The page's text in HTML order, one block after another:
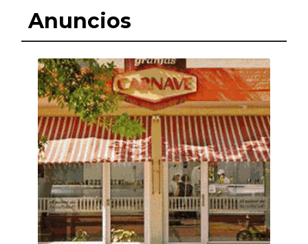
Anuncios